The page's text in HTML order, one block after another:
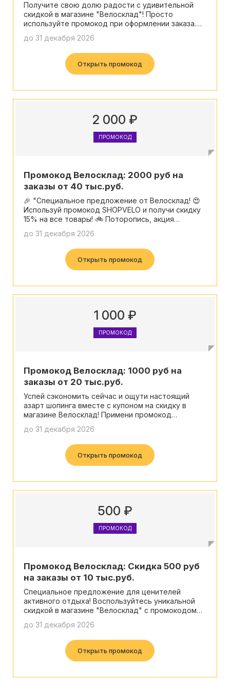
Получите свою долю радости с удивительной
скидкой в магазине "Велосклад"! Просто
используйте промокод при оформлении заказа.
больше.
до 31 декабря 2026
Открыть промокод
2 000 ₽
ПРОМОКОД
Промокод Велосклад: 2000 руб на
заказы от 40 тыс.руб.
🎉 "Специальное предложение от Велосклад! 😍
Используй промокод SHOPVELO и получи скидку
15% на все товары! 🚲 Поторопись, акция
до 31 декабря 2026
Открыть промокод
1 000 ₽
ПРОМОКОД
Промокод Велосклад: 1000 руб на
заказы от 20 тыс.руб.
Успей сэкономить сейчас и ощути настоящий
азарт шопинга вместе с купоном на скидку в
магазине Велосклад! Примени промокод
купить товары для велосипеда со скидкой 15%.
Поторопись, время экшна ограничено!
до 31 декабря 2026
Открыть промокод
500 ₽
ПРОМОКОД
Промокод Велосклад: Скидка 500 руб
на заказы от 10 тыс.руб.
Специальное предложение для ценителей
активного отдыха! Воспользуйтесь уникальной
скидкой в магазине "Велосклад" с промокодом
приятной!
до 31 декабря 2026
Открыть промокод